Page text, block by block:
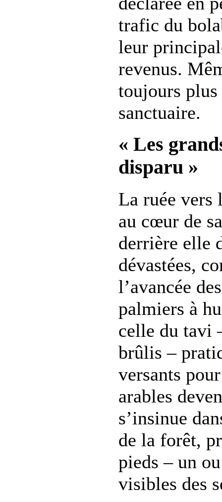
trafic du
leur
revenus.
toujours
sanctuaire.
« Les
disparu »
La ruée vers
au cœur de
derrière elle
dévastées,
l’avancée
palmiers à
celle du tavi
brûlis –
versants
arables
s’insinue
de la forêt,
pieds – un
visibles des